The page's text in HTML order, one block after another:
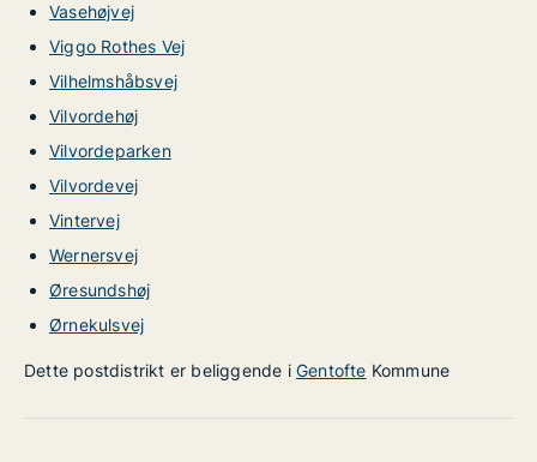
Vasehøjvej
Viggo Rothes Vej
Vilhelmshåbsvej
Vilvordehøj
Vilvordeparken
Vilvordevej
Vintervej
Wernersvej
Øresundshøj
Ørnekulsvej
Dette postdistrikt er beliggende i Gentofte Kommune